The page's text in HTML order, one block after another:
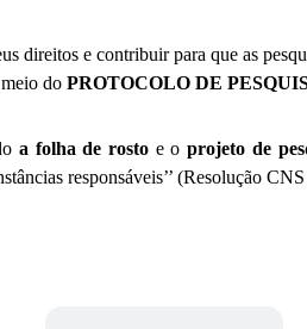
e contribuir para que as
do PROTOCOLO DE
a folha de rostoe oprojeto de
responsáveis’’ (Resolução